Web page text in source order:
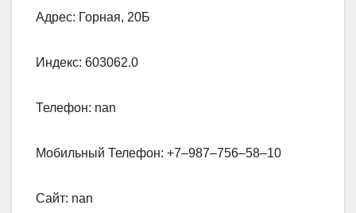
Адрес: Горная, 20Б
Индекс: 603062.0
Телефон: nan
Мобильный Телефон: +7‒987‒756‒58‒10
Сайт: nan